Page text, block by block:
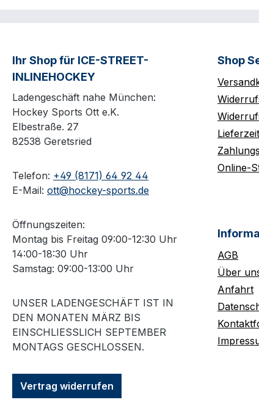
Ihr Shop für ICE-STREET-
INLINEHOCKEY
Ladengeschäft nahe München:
Hockey Sports Ott e.K.
Elbestraße. 27
82538 Geretsried
Telefon: +49 (8171) 64 92 44
E-Mail: ott@hockey-sports.de
Öffnungszeiten:
Montag bis Freitag 09:00-12:30 Uhr
14:00-18:30 Uhr
Samstag: 09:00-13:00 Uhr
UNSER LADENGESCHÄFT IST IN
DEN MONATEN MÄRZ BIS
EINSCHLIESSLICH SEPTEMBER M
ONTAGS GESCHLOSSEN.
Vertrag widerrufen
Shop
Lieferzeit
Online-
AGB
Über
Anfahrt